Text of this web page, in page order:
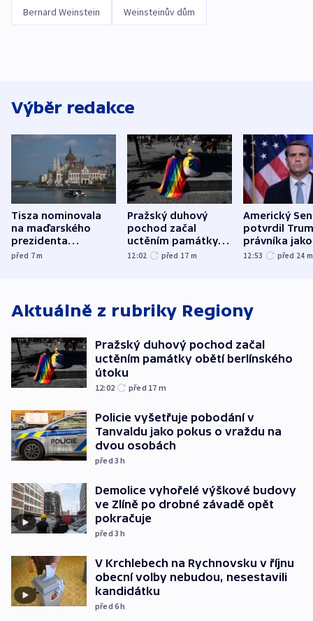
Bernard Weinstein Weinsteinův dům
Výběr redakce
Tisza nominovala
na maďarského
prezidenta
bývalého šéfa
před 7m
Pražský duhový
pochod začal
uctěním památky
obětí berlínského
12:02 před 17 m
Americký
potvrdil
právníka jako
ministra
12:53 před 24 m
Aktuálně z rubriky Regiony
Pražský duhový pochod začal
uctěním památky obětí berlínského
útoku
12:02 před 17 m
Policie vyšetřuje pobodání v
Tanvaldu jako pokus o vraždu na
dvou osobách
před 3h
Demolice vyhořelé výškové budovy
ve Zlíně po drobné závadě opět
pokračuje
před 3h
V Krchlebech na Rychnovsku v říjnu
obecní volby nebudou, nesestavili
kandidátku
před 6h